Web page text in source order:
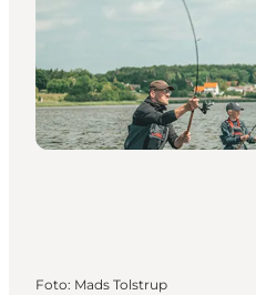
Foto: Mads Tolstrup